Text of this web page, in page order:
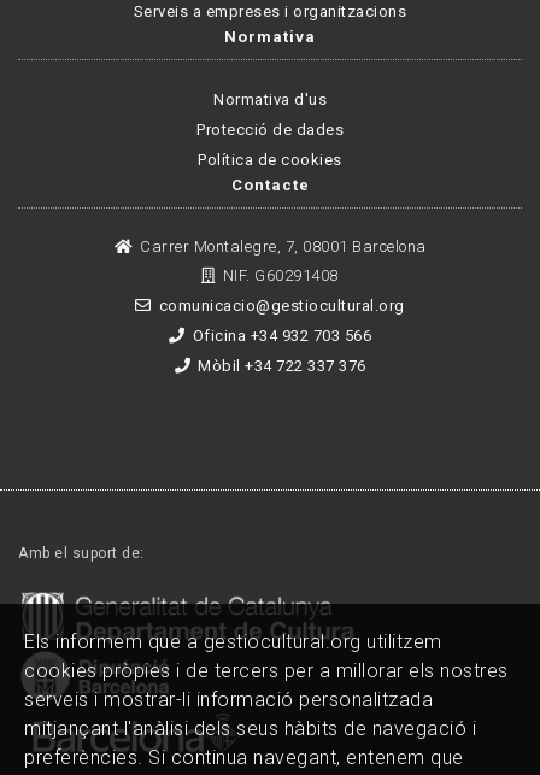
Serveis a empreses i organitzacions
Normativa
Normativa d'us
Protecció de dades
Política de cookies
Contacte
Carrer Montalegre, 7, 08001 Barcelona
NIF. G60291408
comunicacio@gestiocultural.org
Oficina +34 932 703 566
Mòbil +34 722 337 376
Amb el suport de:
Els informem que a gestiocultural.org utilitzem
cookies pròpies i de tercers per a millorar els nostres
serveis i mostrar-li informació personalitzada
mitjançant l'anàlisi dels seus hàbits de navegació i
preferències. Si continua navegant, entenem que